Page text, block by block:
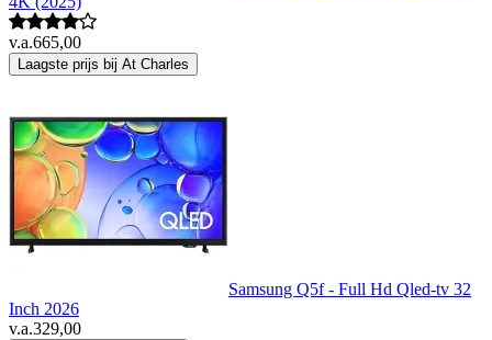
v.a.665,00
Laagste prijs bij At Charles
Samsung Q5f - Full Hd Qled-tv 32
Inch 2026
v.a.329,00